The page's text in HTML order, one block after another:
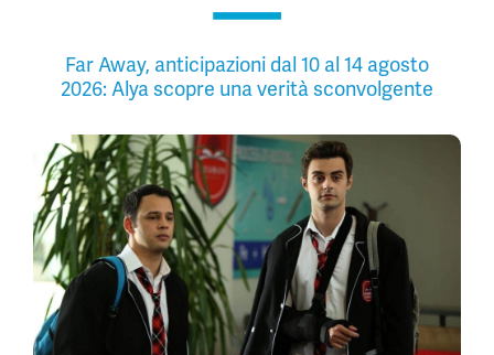
Far Away, anticipazioni dal 10 al 14 agosto
2026: Alya scopre una verità sconvolgente